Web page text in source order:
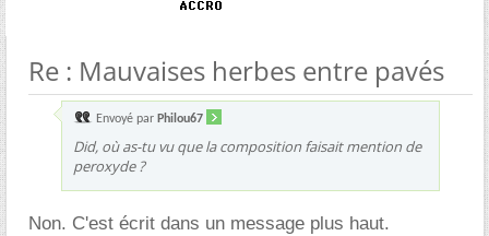
Re : Mauvaises herbes entre pavés
Envoyé par Philou67
Did, où as-tu vu que la composition faisait mention de
peroxyde ?
Non. C'est écrit dans un message plus haut.